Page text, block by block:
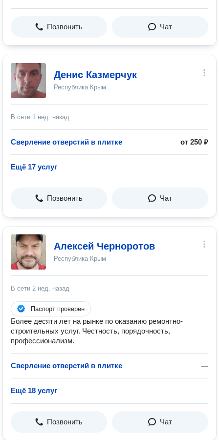
Позвонить Чат
Денис Казмерчук
Республика Крым
В сети 1 нед. назад
Сверление отверстий в плитке от 250 ₽
Ещё 17 услуг
Позвонить Чат
Алексей Черноротов
Республика Крым
В сети 2 нед. назад
Паспорт проверен
Более десяти лет на рынке по оказанию ремонтно-
строительных услуг. Честность, порядочность,
профессионализм.
Сверление отверстий в плитке —
Ещё 18 услуг
Позвонить Чат